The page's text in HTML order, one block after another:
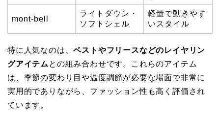
mont-bell
ライトダウン・
ソフトシェル
軽量で動きやす
いスタイル
特に人気なのは、ベストやフリースなどのレイヤリン
グアイテム との組み合わせです。これらのアイテム
は、季節の変わり目や温度調節が必要な場面で非常に
実用的でありながら、ファッション性も高く評価され
ています。